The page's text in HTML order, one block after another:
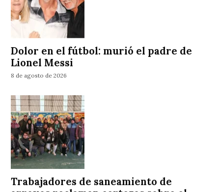
Dolor en el fútbol: murió el padre de
Lionel Messi
8 de agosto de 2026
Trabajadores de saneamiento de